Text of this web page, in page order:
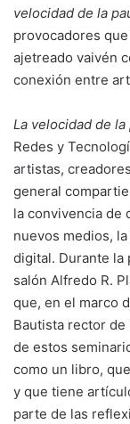
velocidad de la
provocadores
ajetreado vaivén
conexión entre
La velocidad de la
Redes y
artistas,
general
la convivencia de
nuevos medios,
digital. Durante la
salón Alfredo R.
que, en el marco
Bautista rector de
de estos
como un libro,
y que tiene
parte de las